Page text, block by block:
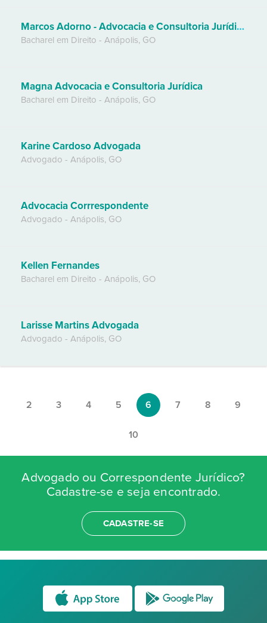
Marcos Adorno - Advocacia e Consultoria Jurídica
Bacharel em Direito - Anápolis, GO
Magna Advocacia e Consultoria Jurídica
Bacharel em Direito - Anápolis, GO
Karine Cardoso Advogada
Advogado - Anápolis, GO
Advocacia Corrrespondente
Advogado - Anápolis, GO
Kellen Fernandes
Bacharel em Direito - Anápolis, GO
Larisse Martins Advogada
Advogado - Anápolis, GO
2 3 4 5 6 7 8 9
10
Advogado ou Correspondente Jurídico?
Cadastre-se e seja encontrado.
CADASTRE-SE